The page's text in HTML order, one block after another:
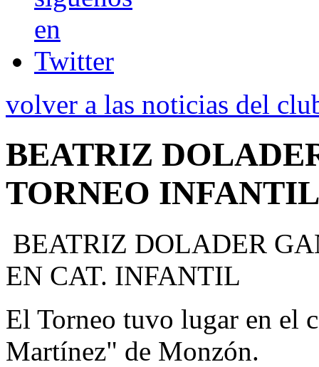
volver a las noticias del
BEATRIZ
TORNEO
BEATRIZ DOLADER
EN CAT. INFANTIL
El Torneo tuvo lugar en el
Martínez" de Monzón.